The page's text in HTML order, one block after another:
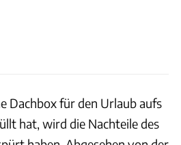
Dachbox für den Urlaub aufs
hat, wird die Nachteile des